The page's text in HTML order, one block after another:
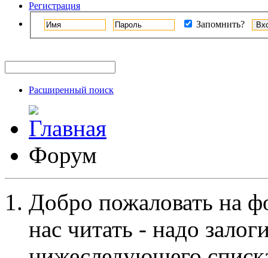
Регистрация
Запомнить?
Расширенный поиск
Форум
Добро пожаловать на
нас читать - надо